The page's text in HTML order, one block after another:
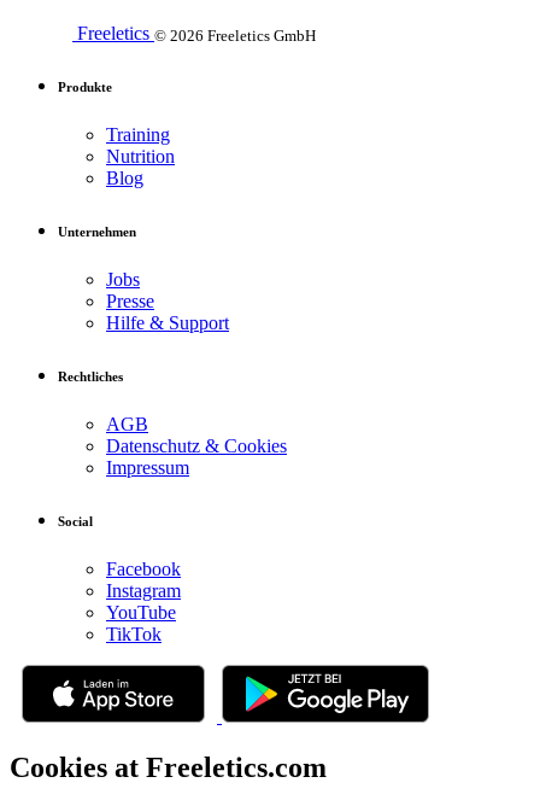
Freeletics © 2026 Freeletics GmbH
Produkte
Training
Nutrition
Blog
Unternehmen
Jobs
Presse
Hilfe & Support
Rechtliches
AGB
Datenschutz & Cookies
Impressum
Social
Facebook
Instagram
YouTube
TikTok
Cookies at Freeletics.com